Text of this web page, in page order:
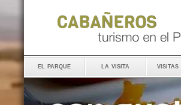
el parque la visita visitas